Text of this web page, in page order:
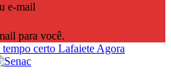
e-mail
para você.
Lafaiete Agora